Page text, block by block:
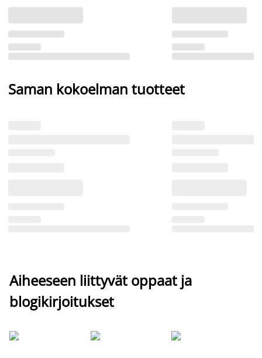
Saman kokoelman tuotteet
Aiheeseen liittyvät oppaat ja
blogikirjoitukset